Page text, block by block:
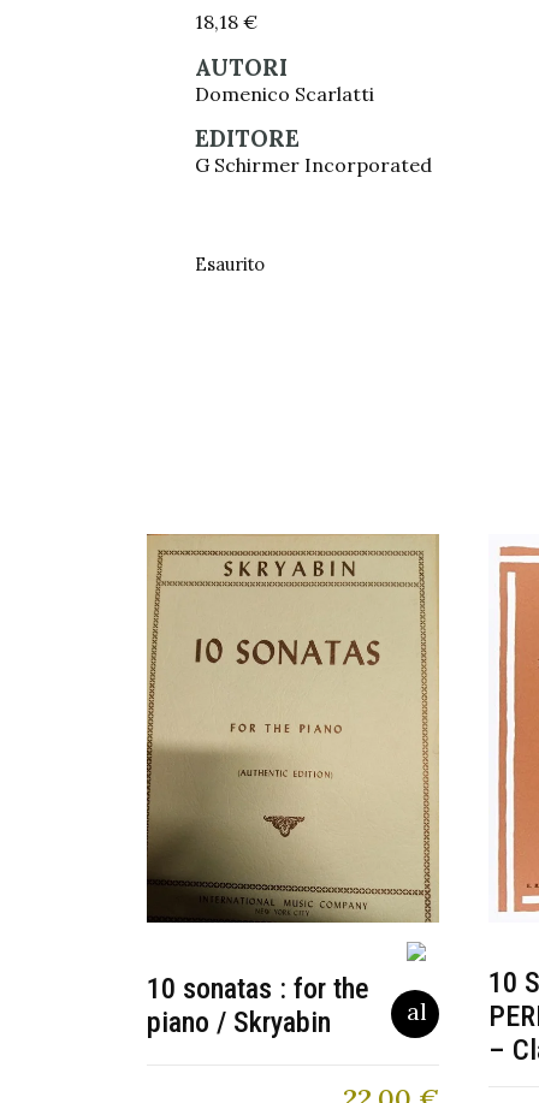
18,18 €
AUTORI
Domenico Scarlatti
EDITORE
G Schirmer Incorporated
Esaurito
10 sonatas : for the
piano / Skryabin
10
–